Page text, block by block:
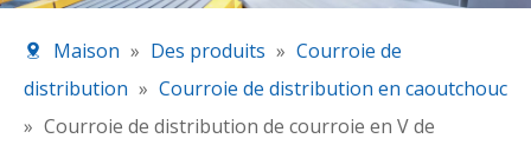
Maison » Des produits » Courroie de
distribution » Courroie de distribution en caoutchouc
» Courroie de distribution de courroie en V de